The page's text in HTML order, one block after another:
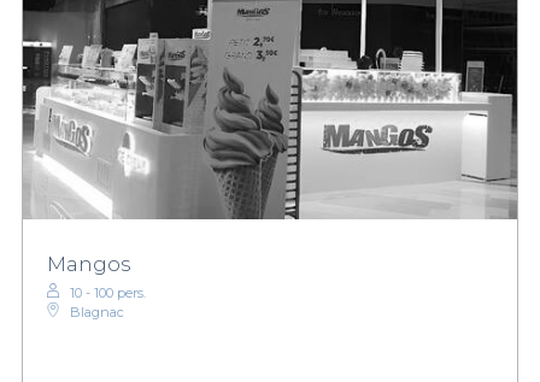
Mangos
10 - 100 pers.
Blagnac